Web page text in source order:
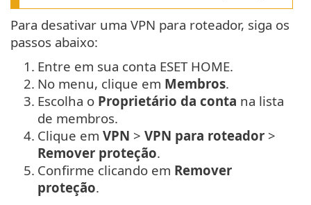
Para desativar uma VPN para roteador, siga os
passos abaixo:
1. Entre em sua conta ESET HOME.
2. No menu, clique em Membros.
3. Escolha o Proprietário da conta na lista
de membros.
4. Clique em VPN > VPN para roteador >
Remover proteção.
5. Confirme clicando em Remover
proteção.